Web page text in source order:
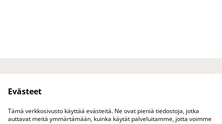
Tietosuojakäytäntö
Tuotteet
Evästeet
Tämä verkkosivusto käyttää evästeitä. Ne ovat pieniä tiedostoja, jotka
auttavat meitä ymmärtämään, kuinka käytät palveluitamme, jotta voimme